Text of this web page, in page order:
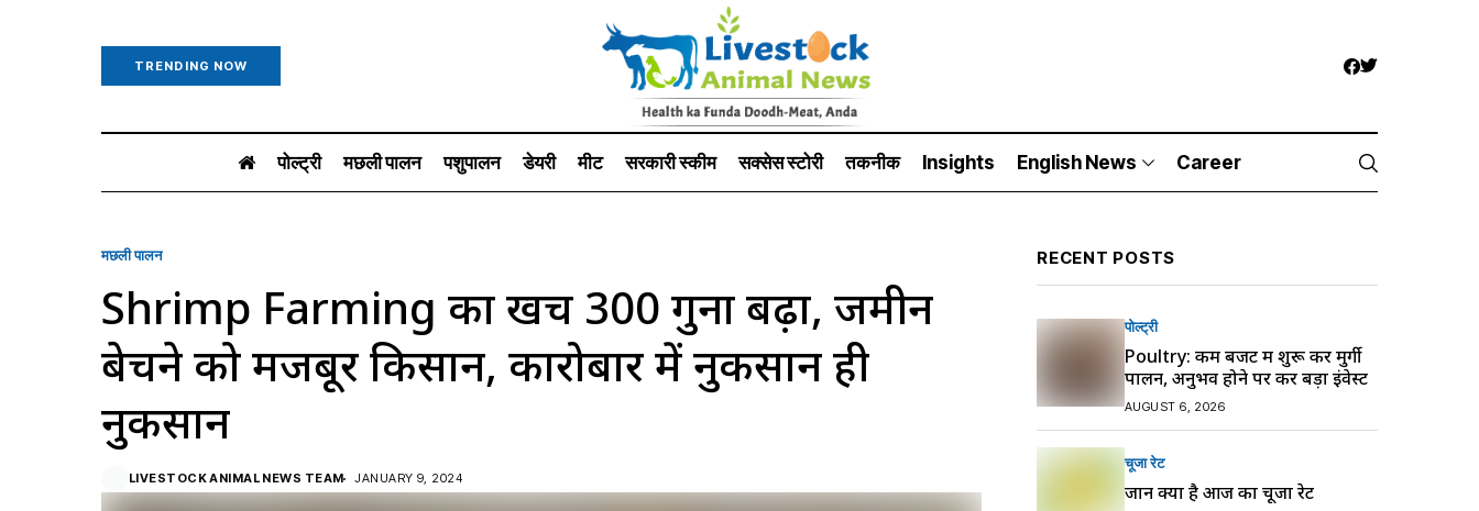
TRENDING NOW
पोल्ट्री मछली पालन पशुपालन डेयरी मीट सरकारी स्की‍म सक्सेस स्टो‍री तकनीक Insights English News Career
मछली पालन
Shrimp Farming का खर्च 300 गुना बढ़ा, जमीन
बेचने को मजबूर किसान, कारोबार में नुकसान ही
नुकसान
LIVESTOCK ANIMAL NEWS TEAM JANUARY 9, 2024
RECENT POSTS
पोल्ट्री
Poultry: कम बजट में शुरू करें मुर्गी
पालन, अनुभव होने पर करें बड़ा इंवेस्ट
AUGUST 6, 2026
चूजा रेट
जानें क्या है आज का चूजा रेट